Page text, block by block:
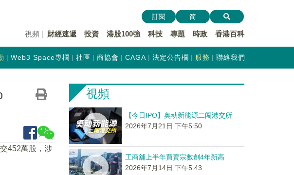
視頻 財經速遞 投資 港股100強 科技 專題 時政 香港百科
訂閱 简
Web3 Space專欄 社區 商協會 CAGA 法定公告欄 服務 聯絡我們
452萬股，涉
視頻
【今日IPO】奥动新能源二闯港交所
2026年7月21日 下午5:50
工商舖上半年買賣宗數創4年新高
2026年7月14日 下午5:43